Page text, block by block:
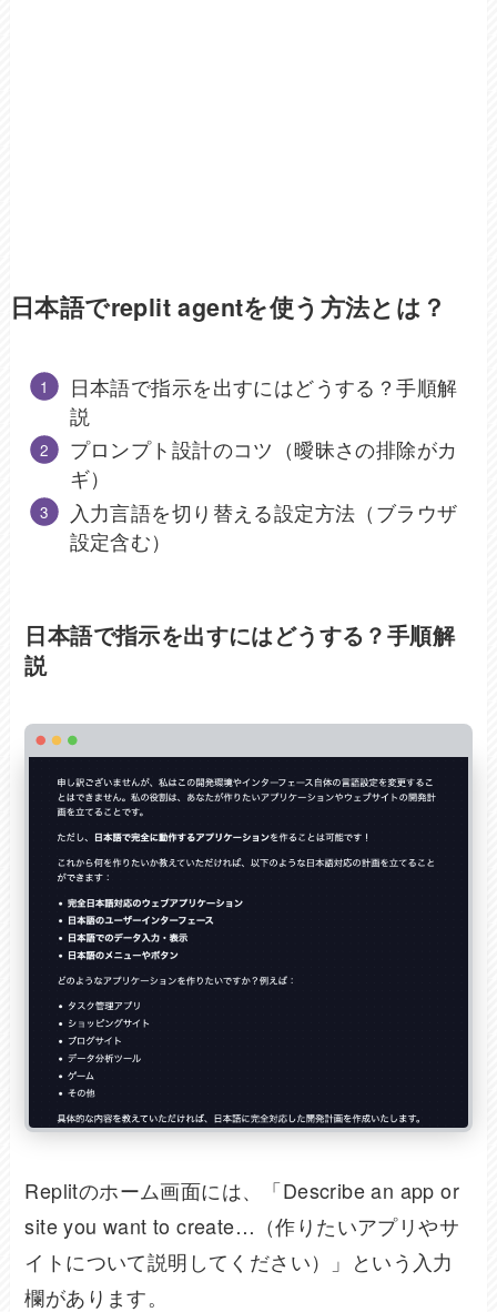
日本語でreplit agentを使う方法とは？
日本語で指示を出すにはどうする？手順解
説
プロンプト設計のコツ（曖昧さの排除がカ
ギ）
入力言語を切り替える設定方法（ブラウザ
設定含む）
日本語で指示を出すにはどうする？手順解
説
Replitのホーム画面には、「Describe an app or
site you want to create…（作りたいアプリやサ
イトについて説明してください）」という入力
欄があります。